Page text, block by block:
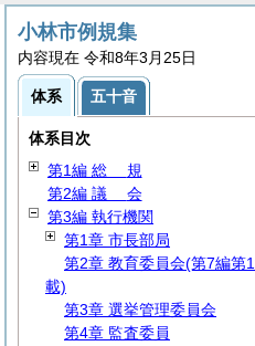
小林市例規集
内容現在 令和8年3月25日
体系 五十音
体系目次
第1編 総 規
第2編 議 会
第3編 執行機関
第1章 市長部局
第2章 教育委員会(第7編第
載)
第3章 選挙管理委員会
第4章 監査委員